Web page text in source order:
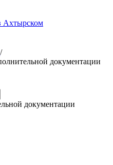
Ахтырском
/
документации
документации